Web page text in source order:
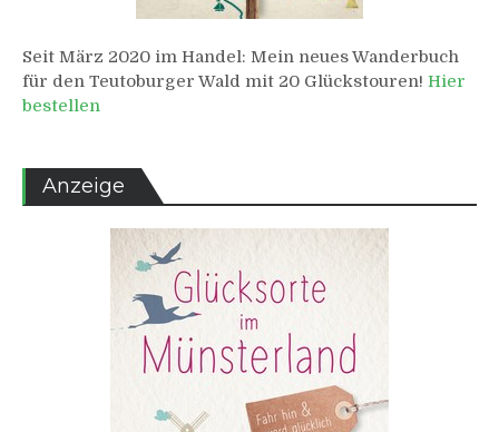
Seit März 2020 im Handel: Mein neues Wanderbuch
für den Teutoburger Wald mit 20 Glückstouren! Hier
bestellen
Anzeige